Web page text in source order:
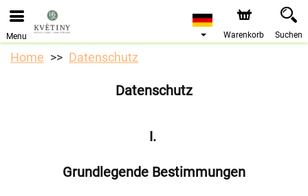
Bestellungen über unseren Onlineshop nehmen wir gerne
entgegen. Der frühestmögliche Liefertermin ist ab dem
10.08.2026 aufgrund von Betriebsurlaub.
Menu Warenkorb Suchen
Home Datenschutz
Datenschutz
I.
Grundlegende Bestimmungen